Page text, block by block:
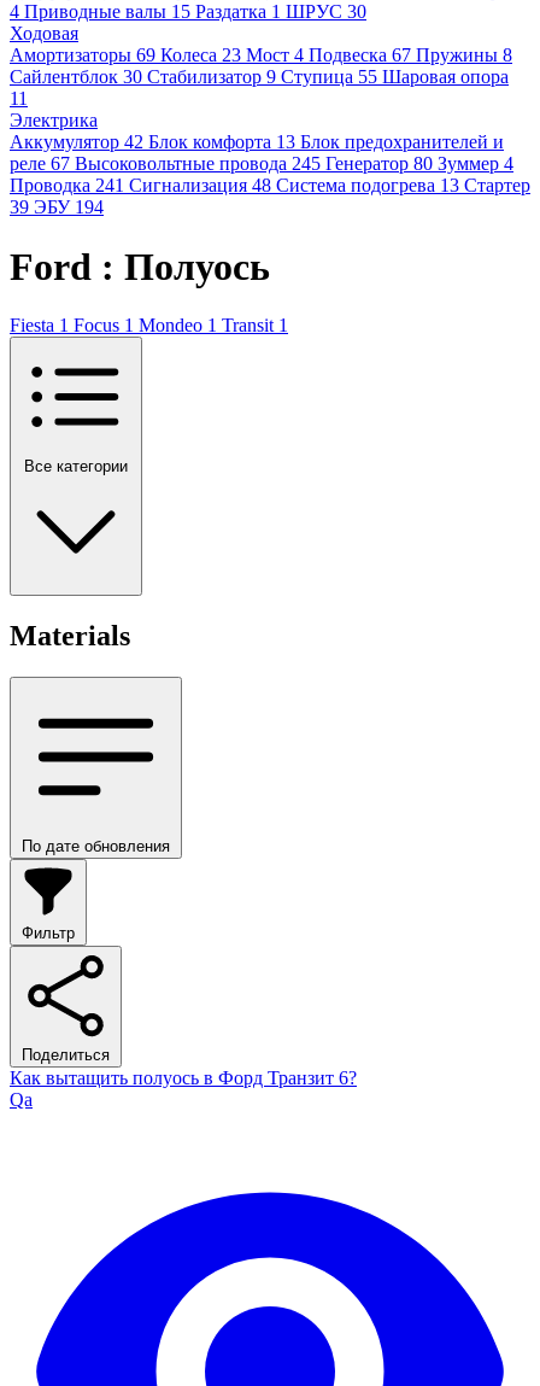
4 Приводные валы 15 Раздатка 1 ШРУС 30
Ходовая
Амортизаторы 69 Колеса 23 Мост 4 Подвеска 67 Пружины 8
Сайлентблок 30 Стабилизатор 9 Ступица 55 Шаровая опора
11
Электрика
Аккумулятор 42 Блок комфорта 13 Блок предохранителей и
реле 67 Высоковольтные провода 245 Генератор 80 Зуммер 4
Проводка 241 Сигнализация 48 Система подогрева 13 Стартер
39 ЭБУ 194
Ford : Полуось
Fiesta 1 Focus 1 Mondeo 1 Transit 1
Все категории
Materials
По дате обновления
Фильтр
Поделиться
Как вытащить полуось в Форд Транзит 6?
Qa